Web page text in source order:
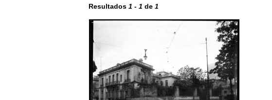
Resultados 1 - 1 de 1